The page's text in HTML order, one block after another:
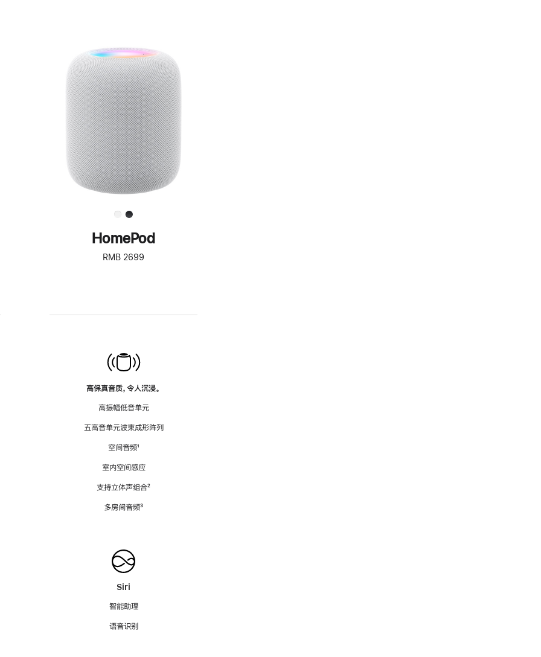
进
一
步
了
解
HomePod<
HomePod
RMB 2699
高保真音质，令人沉浸。
高振幅低音单元
五高音单元波束成形阵列
空间音频脚
¹
室内空间感应
支持立体声组合脚
²
多房间音频脚
³
Siri
智能助理
语音识别